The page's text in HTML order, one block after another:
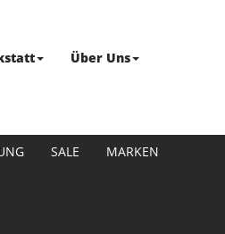
Über Uns
SALE MARKEN